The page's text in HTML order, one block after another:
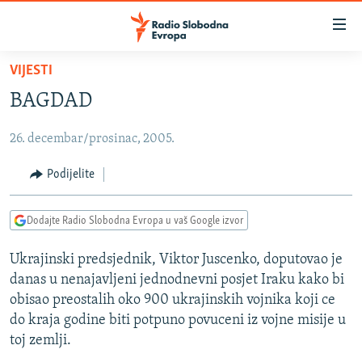
Pređite
glavni
Pređite
Pređite
pretragu
SRBIJA
KOSOVO
VIZUELNO
VIDEO
FOTOGALERIJE
INFOGRAFIKE
PODCASTI
RAT U UKRAJINI
KINA NA BALKANU
RSE PRIČE IZ SVIJETA
VIJESTI
BAGDAD
26. decembar/prosinac, 2005.
Podijelite
Dodajte Radio Slobodna Evropa u vaš Google izvor
Ukrajinski predsjednik, Viktor Juscenko, doputovao je
danas u nenajavljeni jednodnevni posjet Iraku kako bi
obisao preostalih oko 900 ukrajinskih vojnika koji ce
do kraja godine biti potpuno povuceni iz vojne misije u
toj zemlji.